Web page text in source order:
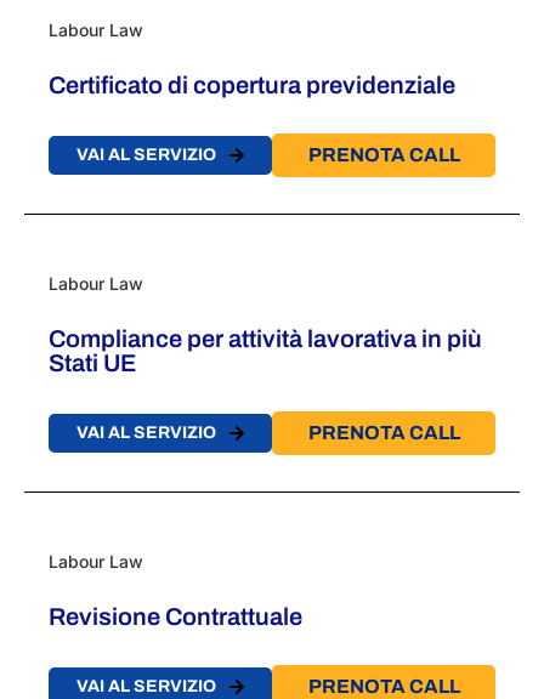
Labour Law
Certificato di copertura previdenziale
VAI AL SERVIZIO PRENOTA CALL
Labour Law
Compliance per attività lavorativa in più
Stati UE
VAI AL SERVIZIO PRENOTA CALL
Labour Law
Revisione Contrattuale
VAI AL SERVIZIO PRENOTA CALL